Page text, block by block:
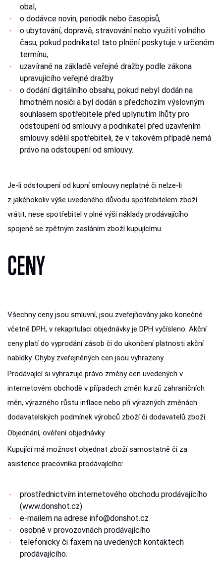
obal,
o dodávce novin, periodik nebo časopisů,
o ubytování, dopravě, stravování nebo využití volného
času, pokud podnikatel tato plnění poskytuje v určeném
termínu,
uzavírané na základě veřejné dražby podle zákona
upravujícího veřejné dražby
o dodání digitálního obsahu, pokud nebyl dodán na
hmotném nosiči a byl dodán s předchozím výslovným
souhlasem spotřebitele před uplynutím lhůty pro
odstoupení od smlouvy a podnikatel před uzavřením
smlouvy sdělil spotřebiteli, že v takovém případě nemá
právo na odstoupení od smlouvy.
Je-li odstoupení od kupní smlouvy neplatné či nelze-li
z jakéhokoliv výše uvedeného důvodu spotřebitelem zboží
vrátit, nese spotřebitel v plné výši náklady prodávajícího
spojené se zpětným zasláním zboží kupujícímu.
CENY
Všechny ceny jsou smluvní, jsou zveřejňovány jako konečné
včetně DPH, v rekapitulaci objednávky je DPH vyčísleno. Akční
ceny platí do vyprodání zásob či do ukončení platnosti akční
nabídky. Chyby zveřejněných cen jsou vyhrazeny.
Prodávající si vyhrazuje právo změny cen uvedených v
internetovém obchodě v případech změn kurzů zahraničních
měn, výrazného růstu inflace nebo při výrazných změnách
dodavatelských podmínek výrobců zboží či dodavatelů zboží.
Objednání, ověření objednávky
Kupující má možnost objednat zboží samostatně či za
asistence pracovníka prodávajícího:
prostřednictvím internetového obchodu prodávajícího
(www.donshot.cz)
e-mailem na adrese info@donshot.cz
osobně v provozovnách prodávajícího
telefonicky či faxem na uvedených kontaktech
prodávajícího.